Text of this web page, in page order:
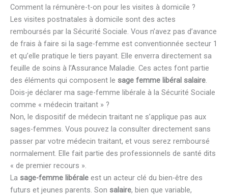
Comment la rémunère-t-on pour les visites à domicile ?
Les visites postnatales à domicile sont des actes
remboursés par la Sécurité Sociale. Vous n’avez pas d’avance
de frais à faire si la sage-femme est conventionnée secteur 1
et qu’elle pratique le tiers payant. Elle enverra directement sa
feuille de soins à l’Assurance Maladie. Ces actes font partie
des éléments qui composent le sage femme libéral salaire.
Dois-je déclarer ma sage-femme libérale à la Sécurité Sociale
comme « médecin traitant » ?
Non, le dispositif de médecin traitant ne s’applique pas aux
sages-femmes. Vous pouvez la consulter directement sans
passer par votre médecin traitant, et vous serez remboursé
normalement. Elle fait partie des professionnels de santé dits
« de premier recours ».
La sage-femme libérale est un acteur clé du bien-être des
futurs et jeunes parents. Son salaire, bien que variable,